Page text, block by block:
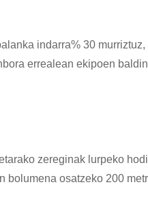
indarra% 30
errealean ekipoen
zereginak lurpeko
bolumena osatzeko 200